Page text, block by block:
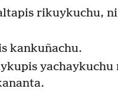
rikuykuchu,
kankuñachu.
yachaykuchu